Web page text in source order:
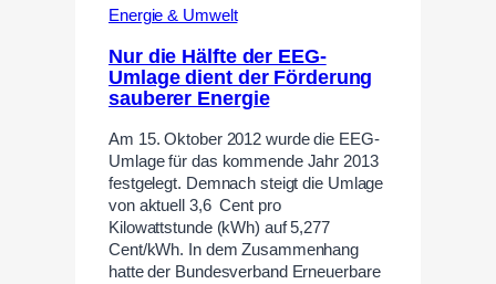
Energie & Umwelt
Nur die Hälfte der EEG-
Umlage dient der Förderung
sauberer Energie
Am 15. Oktober 2012 wurde die EEG-
Umlage für das kommende Jahr 2013
festgelegt. Demnach steigt die Umlage
von aktuell 3,6 Cent pro
Kilowattstunde (kWh) auf 5,277
Cent/kWh. In dem Zusammenhang
hatte der Bundesverband Erneuerbare